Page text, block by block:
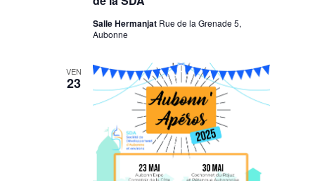
Salle Hermanjat Rue de la Grenade 5,
Aubonne
VEN
23